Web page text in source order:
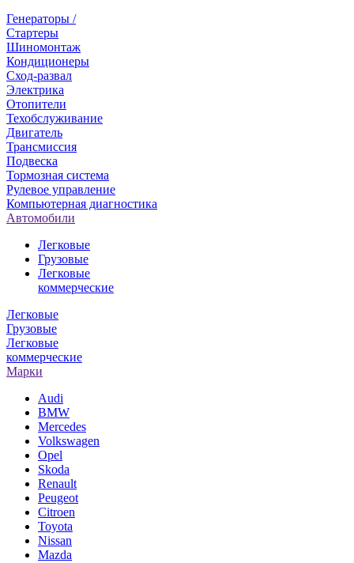
Генераторы /
Стартеры
Шиномонтаж
Кондиционеры
Сход-развал
Электрика
Отопители
Техобслуживание
Двигатель
Трансмиссия
Подвеска
Тормозная система
Рулевое управление
Компьютерная диагностика
Автомобили
Легковые
Грузовые
Легковые
коммерческие
Легковые
Грузовые
Легковые
коммерческие
Марки
Audi
BMW
Mercedes
Volkswagen
Opel
Skoda
Renault
Peugeot
Citroen
Toyota
Nissan
Mazda